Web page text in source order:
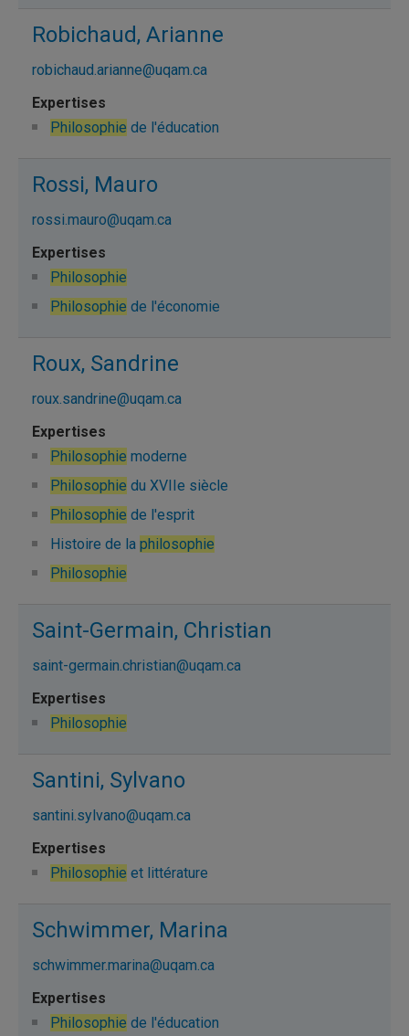
Robichaud, Arianne
robichaud.arianne@uqam.ca
Philosophie de l'éducation
Rossi, Mauro
rossi.mauro@uqam.ca
Philosophie
Philosophie de l'économie
Roux, Sandrine
roux.sandrine@uqam.ca
Philosophie moderne
Philosophie du XVIIe siècle
Philosophie de l'esprit
Histoire de la philosophie
Philosophie
Saint-Germain, Christian
saint-germain.christian@uqam.ca
Philosophie
Santini, Sylvano
santini.sylvano@uqam.ca
Philosophie et littérature
Schwimmer, Marina
schwimmer.marina@uqam.ca
Philosophie de l'éducation